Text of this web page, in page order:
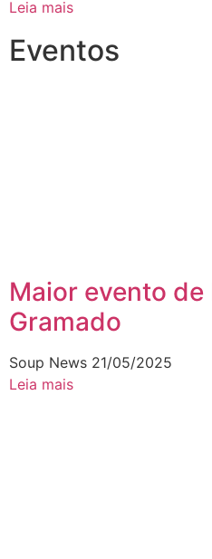
Leia mais
Eventos
Maior evento de
Gramado
Soup News 21/05/2025
Leia mais